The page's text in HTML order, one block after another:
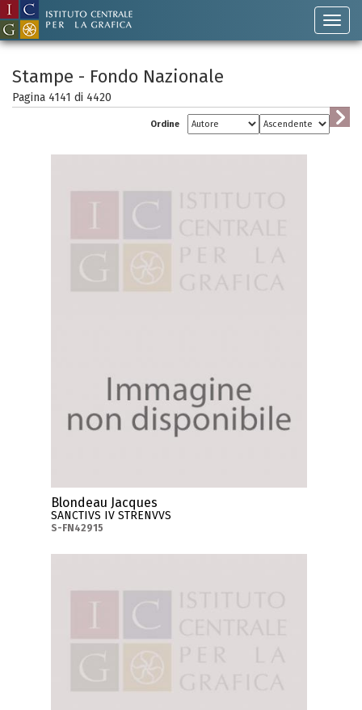
Stampe - Fondo Nazionale
Pagina 4141 di 4420
Ordine
Blondeau Jacques
SANCTIVS IV STRENVVS
S-FN42915